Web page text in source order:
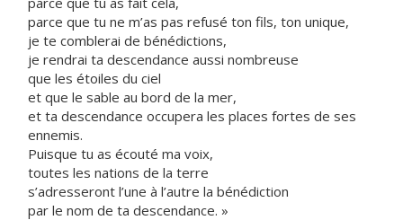
parce que tu ne m’as pas refusé ton fils, ton unique,
je te comblerai de bénédictions,
je rendrai ta descendance aussi nombreuse
que les étoiles du ciel
et que le sable au bord de la mer,
et ta descendance occupera les places fortes de ses
ennemis.
Puisque tu as écouté ma voix,
toutes les nations de la terre
s’adresseront l’une à l’autre la bénédiction
par le nom de ta descendance. »